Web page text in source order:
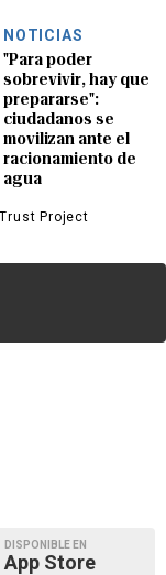
NOTICIAS
"Para poder
sobrevivir, hay que
prepararse":
ciudadanos se
movilizan ante el
racionamiento de
agua
DISPONIBLE EN
App Store